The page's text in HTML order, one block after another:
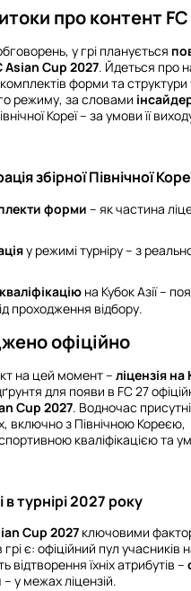
про контент FC
у грі планується
Asian Cup 2027. Йдеться про
форми та структури
режиму, за словами
Кореї – за умови її
збірної Північної
форми – як частина
у режимі турніру – з
на Кубок Азії –
проходження відбору.
офіційно
на цей момент – ліцензія на
для появи в FC 27
Cup 2027. Водночас
включно з Північною Кореєю,
кваліфікацією та
в турнірі 2027 року
Cup 2027 ключовими
є: офіційний пул учасників
відтворення їхніх атрибутів –
– у межах ліцензій.